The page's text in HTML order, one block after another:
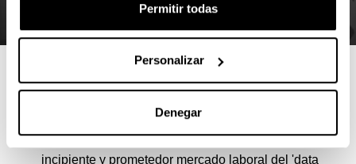
Permitir todas
Personalizar
Denegar
4 RAZONES PARA ELEGIR ESTE
MÁSTER
incipiente y prometedor mercado laboral del 'data